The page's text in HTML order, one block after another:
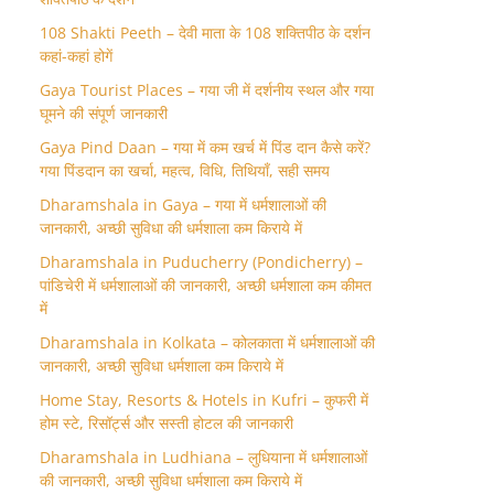
108 Shakti Peeth – देवी माता के 108 शक्तिपीठ के दर्शन
कहां-कहां होगें
Gaya Tourist Places – गया जी में दर्शनीय स्थल और गया
घूमने की संपूर्ण जानकारी
Gaya Pind Daan – गया में कम खर्च में पिंड दान कैसे करें?
गया पिंडदान का खर्चा, महत्व, विधि, तिथियाँ, सही समय
Dharamshala in Gaya – गया में धर्मशालाओं की
जानकारी, अच्छी सुविधा की धर्मशाला कम किराये में
Dharamshala in Puducherry (Pondicherry) –
पांडिचेरी में धर्मशालाओं की जानकारी, अच्छी धर्मशाला कम कीमत
में
Dharamshala in Kolkata – कोलकाता में धर्मशालाओं की
जानकारी, अच्छी सुविधा धर्मशाला कम किराये में
Home Stay, Resorts & Hotels in Kufri – कुफरी में
होम स्‍टे, रिसॉर्ट्स और सस्ती होटल की जानकारी
Dharamshala in Ludhiana – लुधियाना में धर्मशालाओं
की जानकारी, अच्छी सुविधा धर्मशाला कम किराये में